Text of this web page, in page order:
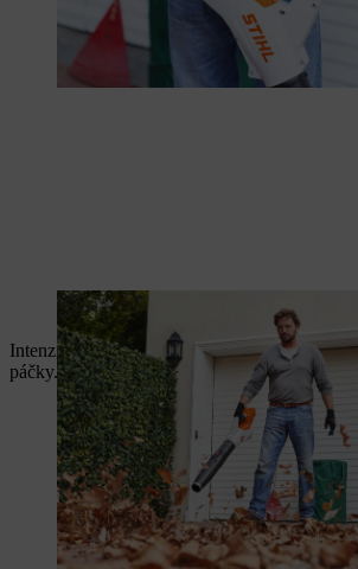
Najděte vhodný úhel pro odfoukávání listí.
Intenzitu průchodu vzduchu snadno
páčky.